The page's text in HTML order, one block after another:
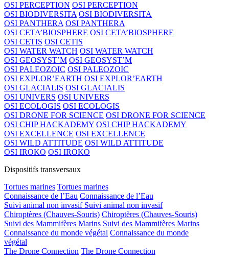
OSI PERCEPTION OSI PERCEPTION
OSI BIODIVERSITA OSI BIODIVERSITA
OSI PANTHERA OSI PANTHERA
OSI CETA’BIOSPHERE OSI CETA’BIOSPHERE
OSI CETIS OSI CETIS
OSI WATER WATCH OSI WATER WATCH
OSI GEOSYST’M OSI GEOSYST’M
OSI PALEOZOIC OSI PALEOZOIC
OSI EXPLOR’EARTH OSI EXPLOR’EARTH
OSI GLACIALIS OSI GLACIALIS
OSI UNIVERS OSI UNIVERS
OSI ECOLOGIS OSI ECOLOGIS
OSI DRONE FOR SCIENCE OSI DRONE FOR SCIENCE
OSI CHIP HACKADEMY OSI CHIP HACKADEMY
OSI EXCELLENCE OSI EXCELLENCE
OSI WILD ATTITUDE OSI WILD ATTITUDE
OSI IROKO OSI IROKO
Dispositifs transversaux
Tortues marines Tortues marines
Connaissance de l’Eau Connaissance de l’Eau
Suivi animal non invasif Suivi animal non invasif
Chiroptères (Chauves-Souris) Chiroptères (Chauves-Souris)
Suivi des Mammifères Marins Suivi des Mammifères Marins
Connaissance du monde végétal Connaissance du monde
végétal
The Drone Connection The Drone Connection